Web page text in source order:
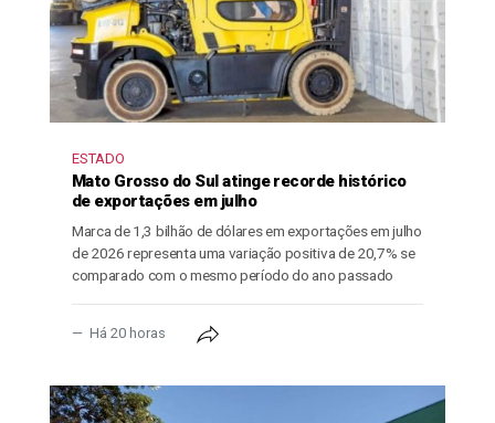
ESTADO
Mato Grosso do Sul atinge recorde histórico
de exportações em julho
Marca de 1,3 bilhão de dólares em exportações em julho
de 2026 representa uma variação positiva de 20,7% se
comparado com o mesmo período do ano passado
Há 20 horas